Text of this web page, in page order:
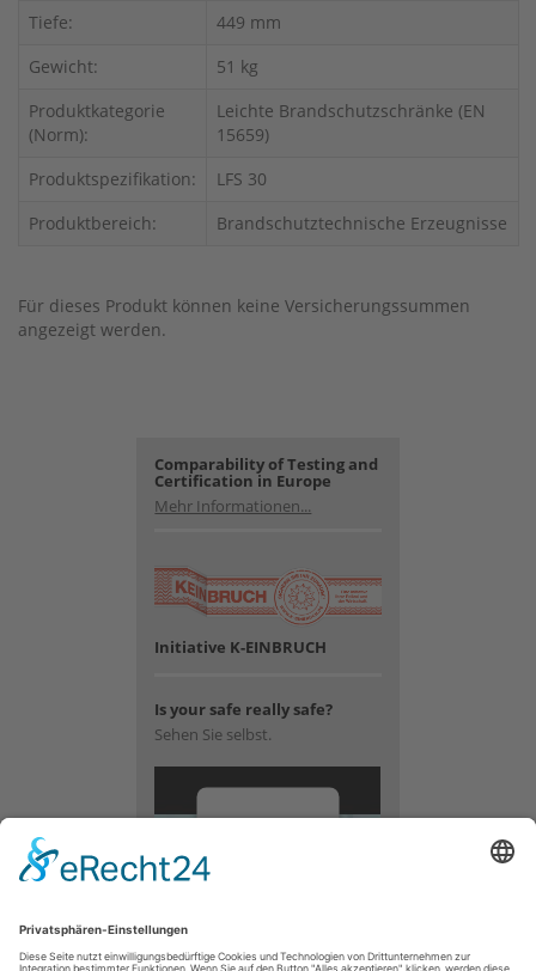
Tiefe:
449 mm
Gewicht:
51 kg
Produktkategorie
(Norm):
Leichte Brandschutzschränke (EN
15659)
Produktspezifikation:
LFS 30
Produktbereich:
Brandschutztechnische Erzeugnisse
Für dieses Produkt können keine Versicherungssummen
angezeigt werden.
Comparability of Testing and
Certification in Europe
Mehr Informationen...
Initiative K-EINBRUCH
Is your safe really safe?
Sehen Sie selbst.